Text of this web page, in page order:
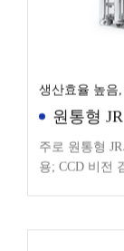
용; CCD 비전
등 기능 통합